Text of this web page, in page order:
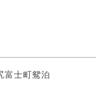
富士町鸳泊